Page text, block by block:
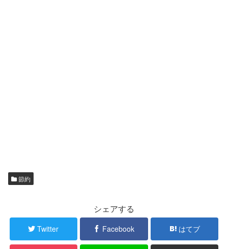
節約
シェアする
Twitter Facebook はてブ